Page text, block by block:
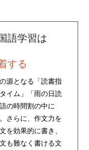
語学習は
する
源となる「読書指
イム」「雨の日読
の時間割の中に
さらに、作文力を
を効果的に書き、
も難なく書ける文